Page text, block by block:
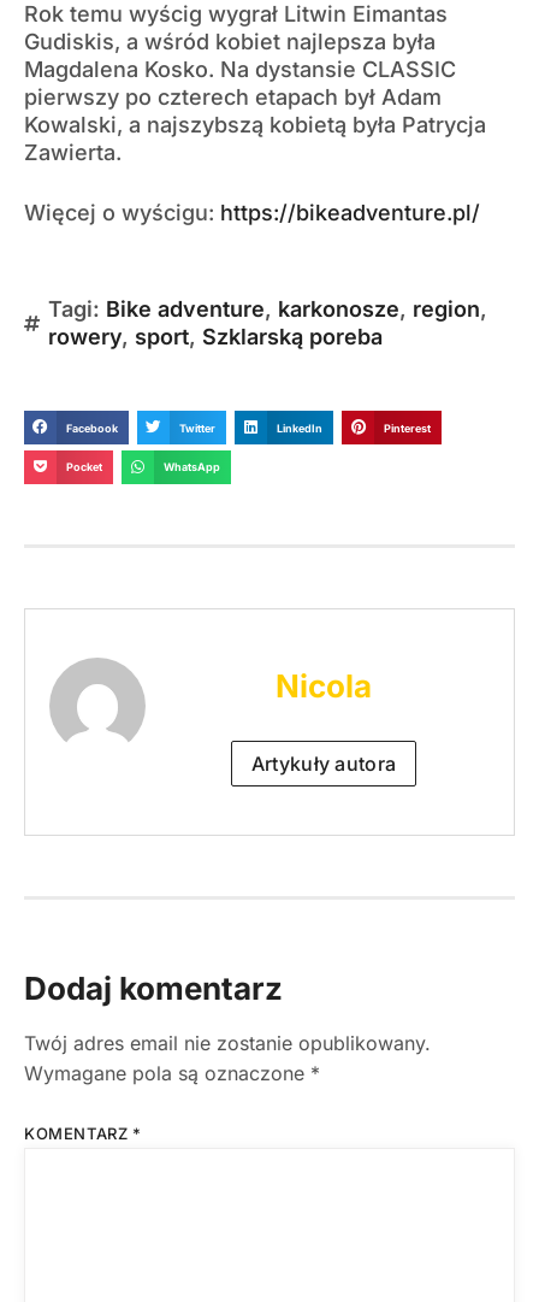
Rok temu wyścig wygrał Litwin Eimantas
Gudiskis, a wśród kobiet najlepsza była
Magdalena Kosko. Na dystansie CLASSIC
pierwszy po czterech etapach był Adam
Kowalski, a najszybszą kobietą była Patrycja
Zawierta.
Więcej o wyścigu: https://bikeadventure.pl/
Tagi: Bike adventure, karkonosze, region,
rowery, sport, Szklarską poreba
Facebook Twitter LinkedIn Pinterest
Pocket WhatsApp
Nicola
Artykuły autora
Dodaj komentarz
Twój adres email nie zostanie opublikowany.
Wymagane pola są oznaczone *
KOMENTARZ *